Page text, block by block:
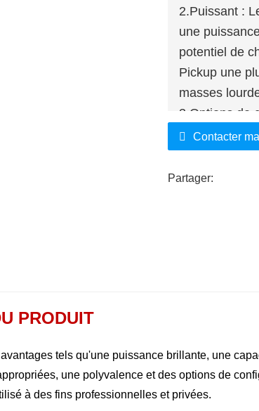
2.Puissant :
une
potentiel de
Pickup une
masses
3. Options de
de luxe en
équipés
technologie
Contacter
Partager:
PRODUIT
tels qu'une puissance brillante, une
une polyvalence et des options de
à des fins professionnelles et privées.